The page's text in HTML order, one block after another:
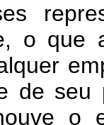
o que
de
o